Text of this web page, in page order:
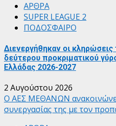
ΑΡΘΡΑ
SUPER LEAGUE 2
ΠΟΔΟΣΦΑΙΡΟ
Διενεργήθηκαν οι
δεύτερου προκριματικού
Ελλάδας 2026-2027
2 Αυγούστου 2026
Ο ΑΕΣ ΜΕΘΑΝΩΝ
συνεργασίας της με τον